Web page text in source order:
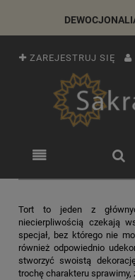
ZAREJESTRUJ SIĘ
Tort to jeden z
niecierpliwością czekają
specjał, bez którego nie
również odpowiednio
stworzyć swoistą
trochę charakteru sprawimy,